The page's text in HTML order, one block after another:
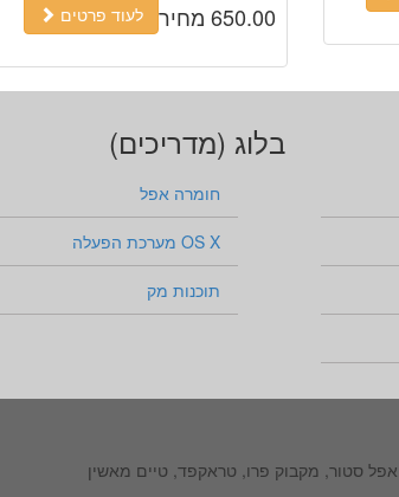
לעוד פרטים
650.00 מחיר
בלוג (מדריכים)
חומרה אפל
OS X מערכת הפעלה
תוכנות מק
סטור, מקבוק פרו, טראקפד, טיים מאשין